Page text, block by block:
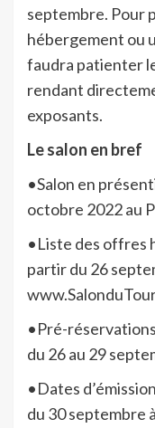
septembre. Pour
hébergement ou
faudra patienter
rendant
exposants.
Le salon en bref
•Salon en
octobre 2022 au
•Liste des offres
partir du 26
•Pré-réservations
du 26 au 29
•Dates
du 30 septembre